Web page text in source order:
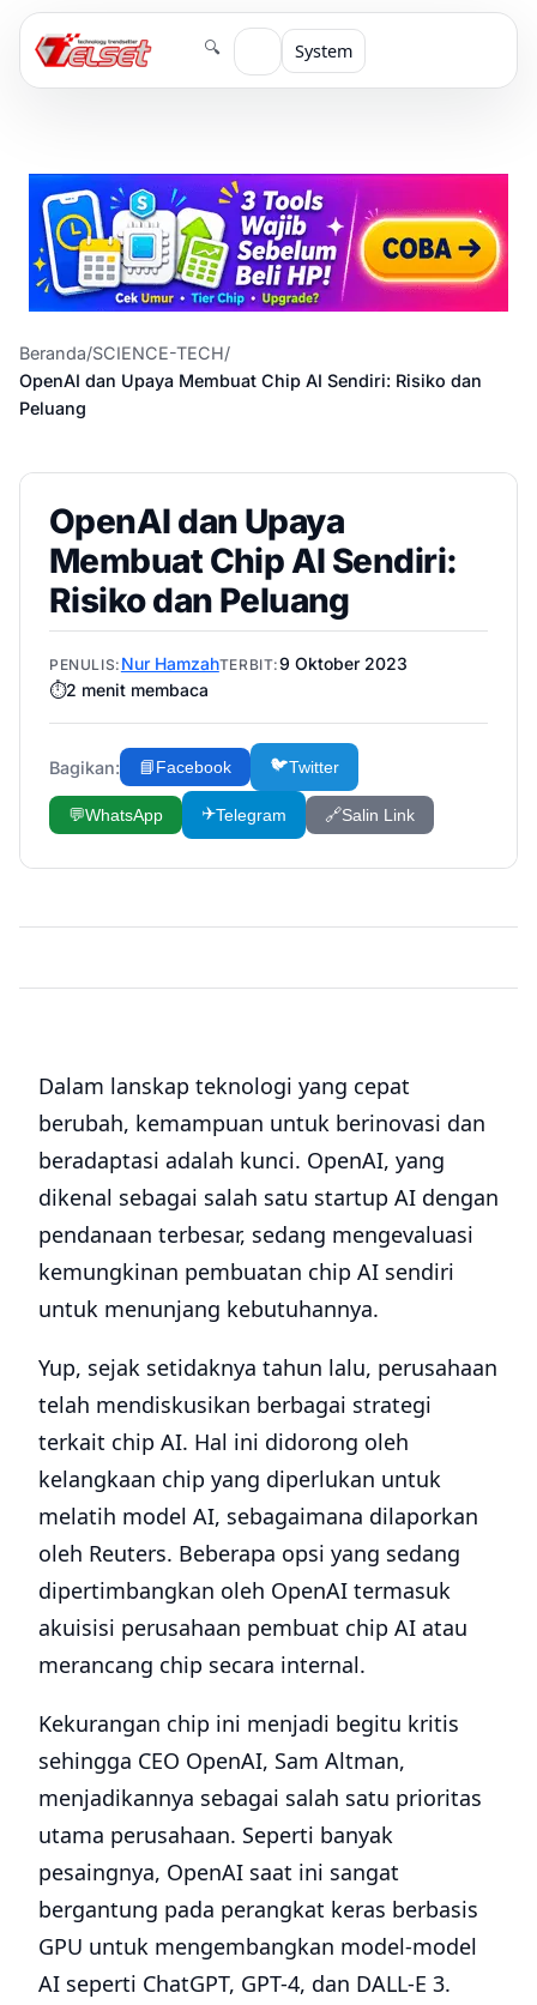
🔍 System
Beranda/SCIENCE-TECH/
OpenAI dan Upaya Membuat Chip AI Sendiri: Risiko dan
Peluang
OpenAI dan Upaya
Membuat Chip AI Sendiri:
Risiko dan Peluang
PENULIS: Nur HamzahTERBIT:9 Oktober 2023
⏱️2 menit membaca
Bagikan: 📘Facebook 🐦Twitter
💬WhatsApp ✈️Telegram 🔗Salin Link
Dalam lanskap teknologi yang cepat
berubah, kemampuan untuk berinovasi dan
beradaptasi adalah kunci. OpenAI, yang
dikenal sebagai salah satu startup AI dengan
pendanaan terbesar, sedang mengevaluasi
kemungkinan pembuatan chip AI sendiri
untuk menunjang kebutuhannya.
Yup, sejak setidaknya tahun lalu, perusahaan
telah mendiskusikan berbagai strategi
terkait chip AI. Hal ini didorong oleh
kelangkaan chip yang diperlukan untuk
melatih model AI, sebagaimana dilaporkan
oleh Reuters. Beberapa opsi yang sedang
dipertimbangkan oleh OpenAI termasuk
akuisisi perusahaan pembuat chip AI atau
merancang chip secara internal.
Kekurangan chip ini menjadi begitu kritis
sehingga CEO OpenAI, Sam Altman,
menjadikannya sebagai salah satu prioritas
utama perusahaan. Seperti banyak
pesaingnya, OpenAI saat ini sangat
bergantung pada perangkat keras berbasis
GPU untuk mengembangkan model-model
AI seperti ChatGPT, GPT-4, dan DALL-E 3.